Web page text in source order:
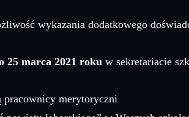
wykazania dodatkowego
25 marca 2021 roku w sekretariacie
merytoryczni